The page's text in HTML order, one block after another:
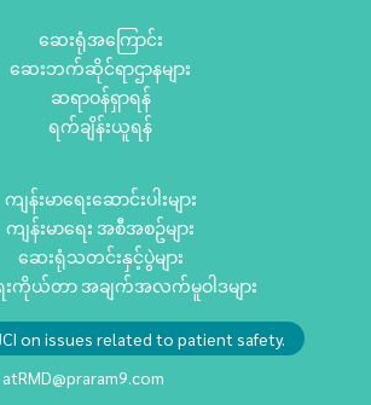
ဆေးရုံအကြောင်း
ဆေးဘက်ဆိုင်ရာဌာနများ
ဆရာဝန်ရှာရန်
ရက်ချိန်းယူရန်
ကျန်းမာရေးဆောင်းပါးများ
ကျန်းမာရေး အစီအစဥ်များ
ဆေးရုံသတင်းနှင့်ပွဲများ
ကိုယ်တာ အချက်အလက်မူဝါဒများ
on issues related to patient safety.
RMD@praram9.com